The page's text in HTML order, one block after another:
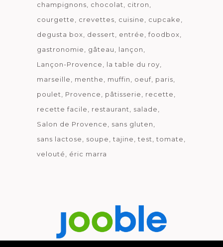
champignons
chocolat
citron
courgette
crevettes cuisine
cupcake
degusta box
dessert entrée
foodbox
gastronomie
gâteau
lançon
Lançon-Provence
la table du roy
marseille
menthe muffin oeuf paris
poulet
Provence pâtisserie
recette
recette facile
restaurant
salade
Salon de Provence
sans gluten
sans lactose
soupe tajine test
tomate
velouté
éric marra